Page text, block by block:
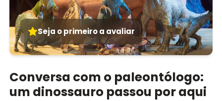
Seja o primeiro a avaliar
Conversa com o paleontólogo:
um dinossauro passou por aqui